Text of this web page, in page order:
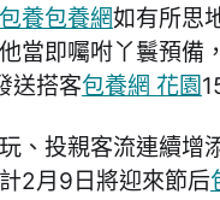
包養包養網如有所思
當即囑咐丫鬟預備
送搭客包養網 花園
、投親客流連續增
2月9日將迎來節后